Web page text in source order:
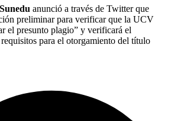
Sunedu anunció a través de Twitter que
preliminar para verificar que la UCV
el presunto plagio” y verificará el
para el otorgamiento del título